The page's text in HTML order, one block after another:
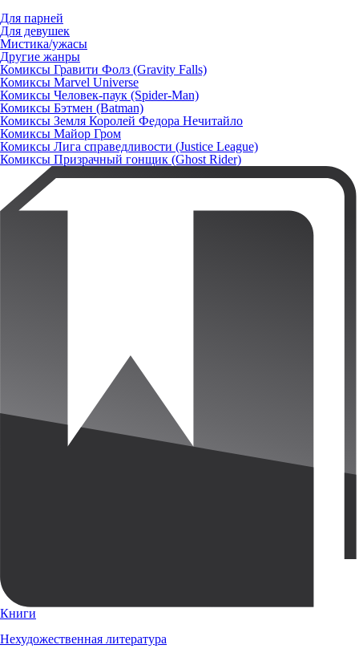
Для парней
Для девушек
Мистика/ужасы
Другие жанры
Комиксы Гравити Фолз (Gravity Falls)
Комиксы Marvel Universe
Комиксы Человек-паук (Spider-Man)
Комиксы Бэтмен (Batman)
Комиксы Земля Королей Федора Нечитайло
Комиксы Майор Гром
Комиксы Лига справедливости (Justice League)
Комиксы Призрачный гонщик (Ghost Rider)
Книги
Нехудожественная литература